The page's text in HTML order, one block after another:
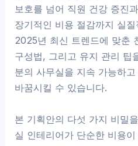
보호를 넘어 직원 건강 증진
장기적인 비용 절감까지 실
2025년 최신 트렌드에 맞춘
구성법, 그리고 유지 관리 팁
분의 사무실을 지속 가능하
바꿈시킬 수 있습니다.
본 기획안의 다섯 가지 비밀
실 인테리어가 단순한 비용